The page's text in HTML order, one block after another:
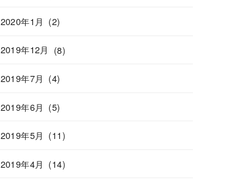
2020年1月 (2)
2019年12月 (8)
2019年7月 (4)
2019年6月 (5)
2019年5月 (11)
2019年4月 (14)